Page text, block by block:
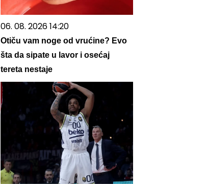
06. 08. 2026 14:20
Otiču vam noge od vrućine? Evo
šta da sipate u lavor i osećaj
tereta nestaje